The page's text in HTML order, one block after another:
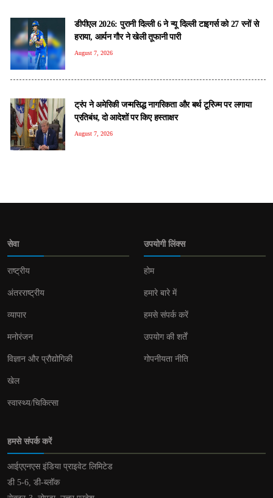
डीपीएल 2026: पुरानी दिल्ली 6 ने न्यू दिल्ली टाइगर्स को 27 रनों से
हराया, आर्यन गौर ने खेली तूफानी पारी
August 7, 2026
ट्रंप ने अमेरिकी जन्मसिद्ध नागरिकता और बर्थ टूरिज्म पर लगाया
प्रतिबंध, दो आदेशों पर किए हस्ताक्षर
August 7, 2026
सेवा
राष्ट्रीय
अंतरराष्ट्रीय
व्यापार
मनोरंजन
विज्ञान और प्रौद्योगिकी
खेल
स्वास्थ्य/चिकित्सा
उपयोगी लिंक्स
होम
हमारे बारे में
हमसे संपर्क करें
उपयोग की शर्तें
गोपनीयता नीति
हमसे संपर्क करें
आईएएनएस इंडिया प्राइवेट लिमिटेड
डी 5-6, डी-ब्लॉक